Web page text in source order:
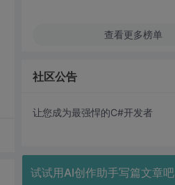
查看更多榜单
社区公告
让您成为最强悍的C#开发者
试试用AI创作助手写篇文章吧